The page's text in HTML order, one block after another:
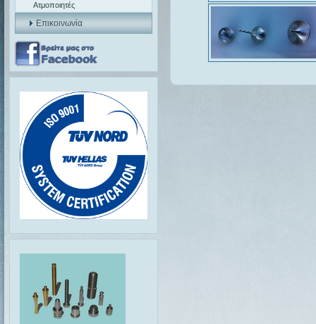
Ατμοποιητές
Επικοινωνία